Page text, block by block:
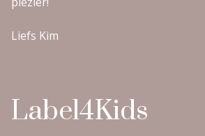
Liefs Kim
Label4Kids